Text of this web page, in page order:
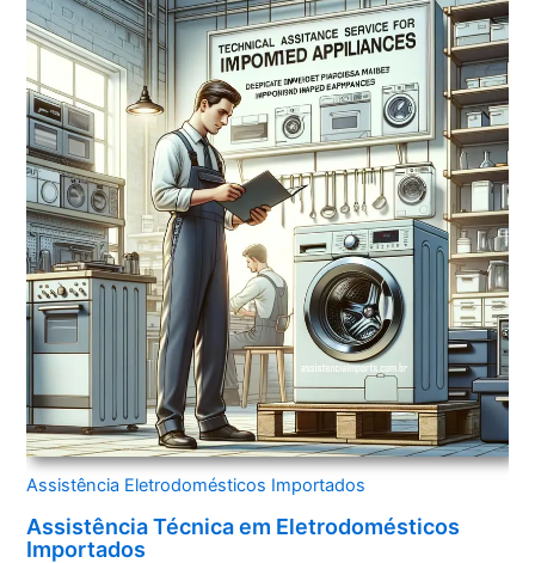
Assistência Eletrodomésticos Importados
Assistência Técnica em Eletrodomésticos
Importados